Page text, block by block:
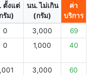
ตั้งแต่
รัม)
นน. ไม่เกิน
(กรัม)
ค่า
บริการ
0 3,000
69
0 1,000 40
3,000 60